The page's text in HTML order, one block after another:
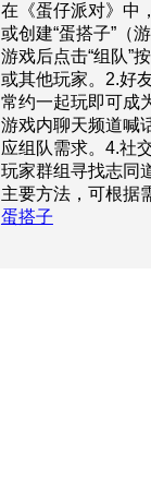
在《蛋仔派对》中
或创建“蛋搭子”（
游戏后点击“组队”
或其他玩家。2.好
常约一起玩即可成
游戏内聊天频道喊
应组队需求。4.社
玩家群组寻找志同
主要方法，可根据
蛋搭子